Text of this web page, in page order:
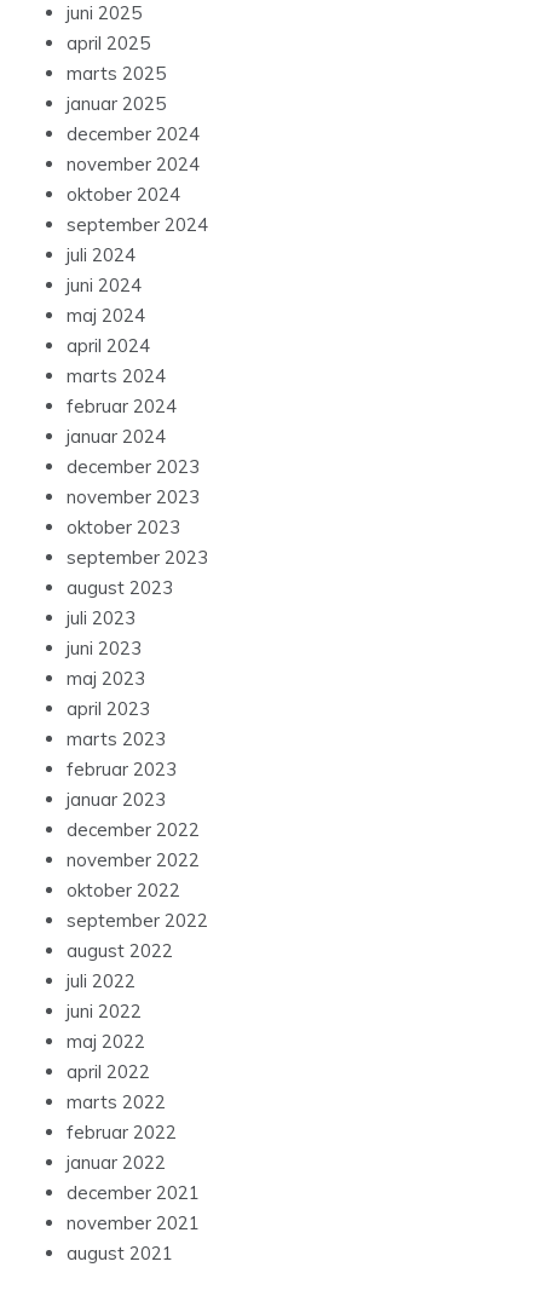
juni 2025
april 2025
marts 2025
januar 2025
december 2024
november 2024
oktober 2024
september 2024
juli 2024
juni 2024
maj 2024
april 2024
marts 2024
februar 2024
januar 2024
december 2023
november 2023
oktober 2023
september 2023
august 2023
juli 2023
juni 2023
maj 2023
april 2023
marts 2023
februar 2023
januar 2023
december 2022
november 2022
oktober 2022
september 2022
august 2022
juli 2022
juni 2022
maj 2022
april 2022
marts 2022
februar 2022
januar 2022
december 2021
november 2021
august 2021